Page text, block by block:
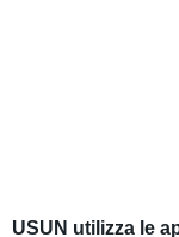
USUN utilizza le